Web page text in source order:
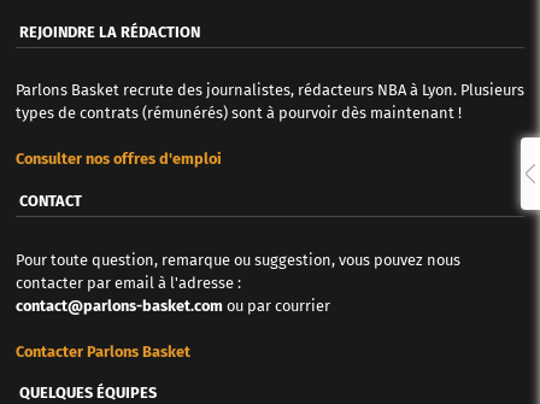
REJOINDRE LA RÉDACTION
Parlons Basket recrute des journalistes, rédacteurs NBA à Lyon. Plusieurs
types de contrats (rémunérés) sont à pourvoir dès maintenant !
Consulter nos offres d'emploi
CONTACT
Pour toute question, remarque ou suggestion, vous pouvez nous
contacter par email à l'adresse :
contact@parlons-basket.com ou par courrier
Contacter Parlons Basket
QUELQUES ÉQUIPES